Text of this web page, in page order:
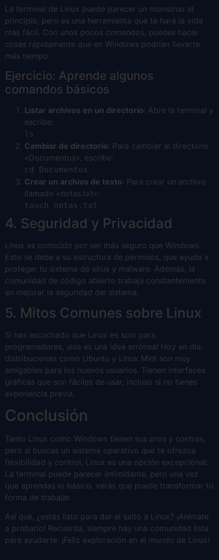
La terminal de Linux puede parecer un monstruo al
principio, pero es una herramienta que te hará la vida
más fácil. Con unos pocos comandos, puedes hacer
cosas rápidamente que en Windows podrían llevarte
más tiempo.
Ejercicio: Aprende algunos
comandos básicos
Listar archivos en un directorio: Abre la terminal y
escribe:
ls
Cambiar de directorio: Para cambiar al directorio
«Documentos», escribe:
cd Documentos
Crear un archivo de texto: Para crear un archivo
llamado «notas.txt»:
touch notas.txt
4. Seguridad y Privacidad
Linux es conocido por ser más seguro que Windows.
Esto se debe a su estructura de permisos, que ayuda a
proteger tu sistema de virus y malware. Además, la
comunidad de código abierto trabaja constantemente
en mejorar la seguridad del sistema.
5. Mitos Comunes sobre Linux
Si has escuchado que Linux es solo para
programadores, ¡esa es una idea errónea! Hoy en día,
distribuciones como Ubuntu y Linux Mint son muy
amigables para los nuevos usuarios. Tienen interfaces
gráficas que son fáciles de usar, incluso si no tienes
experiencia previa.
Conclusión
Tanto Linux como Windows tienen sus pros y contras,
pero si buscas un sistema operativo que te ofrezca
flexibilidad y control, Linux es una opción excepcional.
La terminal puede parecer intimidante, pero una vez
que aprendas lo básico, verás que puede transformar tu
forma de trabajar.
Así que, ¿estás listo para dar el salto a Linux? ¡Anímate
a probarlo! Recuerda, siempre hay una comunidad lista
para ayudarte. ¡Feliz exploración en el mundo de Linux!